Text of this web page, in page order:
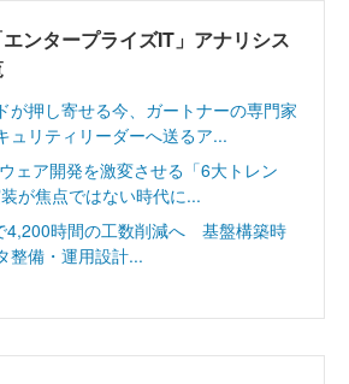
ンタープライズIT」アナリシス
が押し寄せる今、ガートナーの専門家
ュリティリーダーへ送るア...
ェア開発を激変させる「6大トレン
が焦点ではない時代に...
4,200時間の工数削減へ 基盤構築時
整備・運用設計...